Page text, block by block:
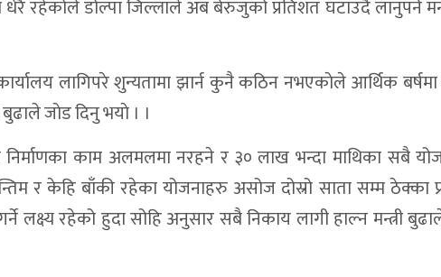
रहेकोले डोल्पा जिल्लाले अब बेरुजुको प्रतिशत घटाउदै लानुपर्ने
लागिपरे शुन्यतामा झार्न कुनै कठिन नभएकाेले आर्थिक
जाेड दिनु भयाे । ।
निर्माणका काम अलमलमा नरहने र ३० लाख भन्दा माथिका सबै
र केहि बाँकी रहेका योजनाहरु असोज दोस्रो साता सम्म ठेक्का
लक्ष्य रहेको हुदा सोहि अनुसार सबै निकाय लागी हाल्न मन्त्री